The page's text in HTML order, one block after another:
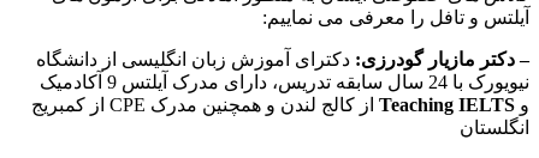
آیلتس و تافل را معرفی می نماییم:
– دکتر مازیار گودرزی: دکترای آموزش زبان انگلیسی از دانشگاه
نیویورک با 24 سال سابقه تدریس، دارای مدرک آیلتس 9 آکادمیک
و Teaching IELTS
از کالج لندن و همچنین مدرک CPE از کمبریج
انگلستان